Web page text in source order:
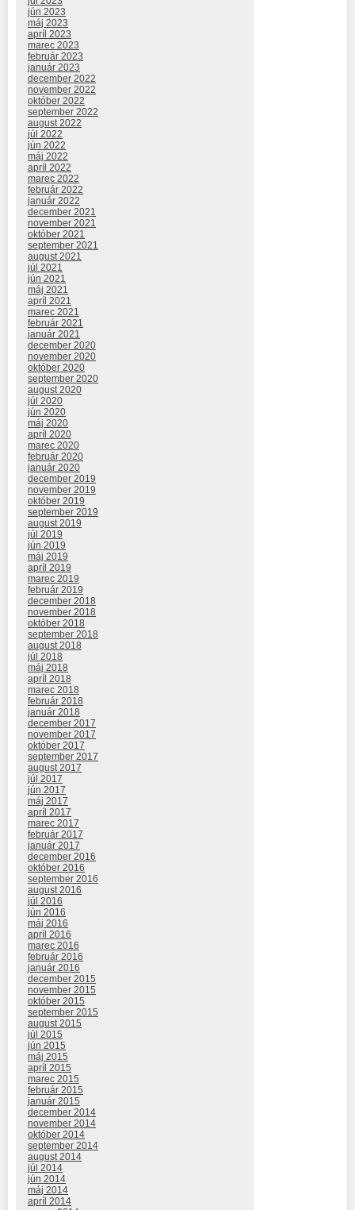
jún 2023
máj 2023
apríl 2023
marec 2023
február 2023
január 2023
december 2022
november 2022
október 2022
september 2022
august 2022
júl 2022
jún 2022
máj 2022
apríl 2022
marec 2022
február 2022
január 2022
december 2021
november 2021
október 2021
september 2021
august 2021
júl 2021
jún 2021
máj 2021
apríl 2021
marec 2021
február 2021
január 2021
december 2020
november 2020
október 2020
september 2020
august 2020
júl 2020
jún 2020
máj 2020
apríl 2020
marec 2020
február 2020
január 2020
december 2019
november 2019
október 2019
september 2019
august 2019
júl 2019
jún 2019
máj 2019
apríl 2019
marec 2019
február 2019
december 2018
november 2018
október 2018
september 2018
august 2018
júl 2018
máj 2018
apríl 2018
marec 2018
február 2018
január 2018
december 2017
november 2017
október 2017
september 2017
august 2017
júl 2017
jún 2017
máj 2017
apríl 2017
marec 2017
február 2017
január 2017
december 2016
október 2016
september 2016
august 2016
júl 2016
jún 2016
máj 2016
apríl 2016
marec 2016
február 2016
január 2016
december 2015
november 2015
október 2015
september 2015
august 2015
júl 2015
jún 2015
máj 2015
apríl 2015
marec 2015
február 2015
január 2015
december 2014
november 2014
október 2014
september 2014
august 2014
júl 2014
jún 2014
máj 2014
apríl 2014